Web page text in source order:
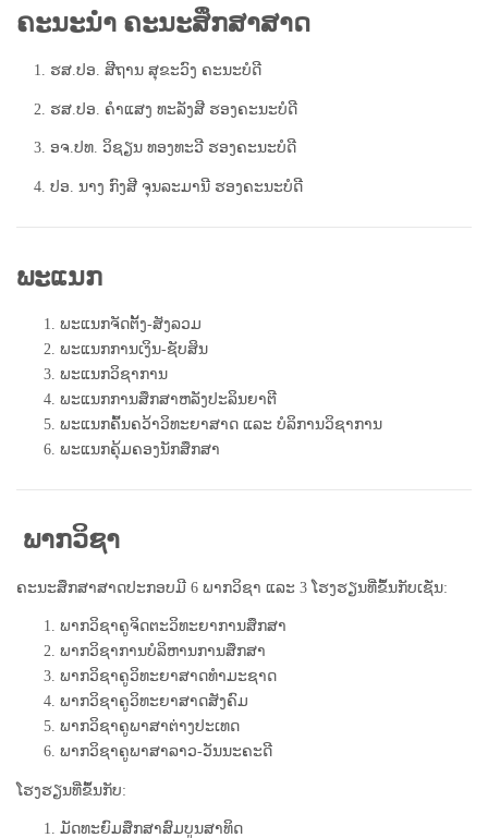
ຄະນະນໍາ ຄະນະສຶກສາສາດ
1. ຮສ.ປອ. ສີຖານ ສຸຂະວົງ ຄະນະບໍດີ
2. ຮສ.ປອ. ຄຳແສງ ທະລັງສີ ຮອງຄະນະບໍດີ
3. ອຈ.ປທ. ວິຊຽນ ທອງທະວີ ຮອງຄະນະບໍດີ
4. ປອ. ນາງ ກົງສີ ຈຸນລະມານີ ຮອງຄະນະບໍດີ
ພະແນກ
ພະແນກຈັດຕັ້ງ-ສັງລວມ
ພະແນກການເງິນ-ຊັບສິນ
ພະແນກວິຊາການ
ພະແນກການສຶກສາຫລັງປະລິນຍາຕີ
ພະແນກຄົ້ນຄວ້າວິທະຍາສາດ ແລະ ບໍລິການວິຊາການ
ພະແນກຄຸ້ມຄອງນັກສຶກສາ
ພາກວິຊາ
ຄະນະສຶກສາສາດປະກອບມີ 6 ພາກວິຊາ ແລະ 3 ໂຮງຮຽນທີ່ຂຶ້ນກັບເຊັ່ນ:
ພາກວິຊາຄູຈິດຕະວິທະຍາການສຶກສາ
ພາກວິຊາການບໍລິຫານການສຶກສາ
ພາກວິຊາຄູວິທະຍາສາດທຳມະຊາດ
ພາກວິຊາຄູວິທະຍາສາດສັງຄົມ
ພາກວິຊາຄູພາສາຕ່າງປະເທດ
ພາກວິຊາຄູພາສາລາວ-ວັນນະຄະດີ
ໂຮງຮຽນທີ່ຂຶ້ນກັບ:
ມັດທະຍົມສຶກສາສົມບູນສາທິດ